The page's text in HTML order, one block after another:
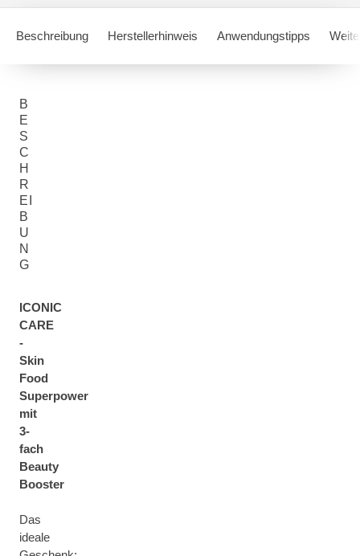
Beschreibung Herstellerhinweis Anwendungstipps
B
E
S
C
H
R
EI
B
U
N
G
ICONIC
CARE
-
Skin
Food
Superpower
mit
3-
fach
Beauty
Booster
Das
ideale